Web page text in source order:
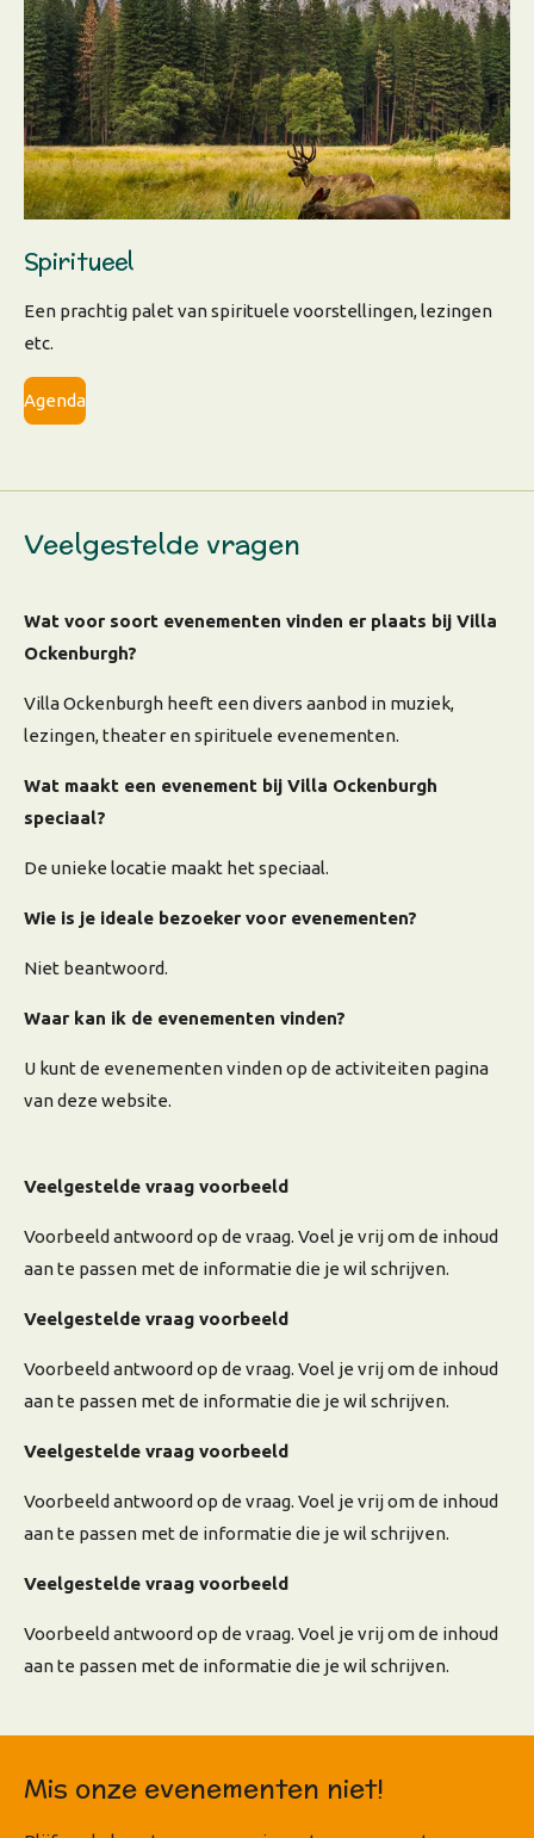
Spiritueel
Een prachtig palet van spirituele voorstellingen, lezingen
etc.
Agenda
Veelgestelde vragen
Wat voor soort evenementen vinden er plaats bij Villa
Ockenburgh?
Villa Ockenburgh heeft een divers aanbod in muziek,
lezingen, theater en spirituele evenementen.
Wat maakt een evenement bij Villa Ockenburgh
speciaal?
De unieke locatie maakt het speciaal.
Wie is je ideale bezoeker voor evenementen?
Niet beantwoord.
Waar kan ik de evenementen vinden?
U kunt de evenementen vinden op de activiteiten pagina
van deze website.
Veelgestelde vraag voorbeeld
Voorbeeld antwoord op de vraag. Voel je vrij om de inhoud
aan te passen met de informatie die je wil schrijven.
Veelgestelde vraag voorbeeld
Voorbeeld antwoord op de vraag. Voel je vrij om de inhoud
aan te passen met de informatie die je wil schrijven.
Veelgestelde vraag voorbeeld
Voorbeeld antwoord op de vraag. Voel je vrij om de inhoud
aan te passen met de informatie die je wil schrijven.
Veelgestelde vraag voorbeeld
Voorbeeld antwoord op de vraag. Voel je vrij om de inhoud
aan te passen met de informatie die je wil schrijven.
Mis onze evenementen niet!